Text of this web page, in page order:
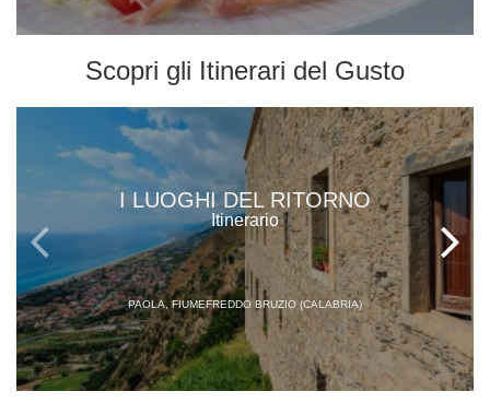
Scopri gli Itinerari del Gusto
I LUOGHI DEL RITORNO
Itinerario
PAOLA, FIUMEFREDDO BRUZIO (CALABRIA)